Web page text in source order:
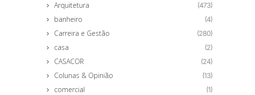
Arquitetura (473)
banheiro (4)
Carreira e Gestão (280)
casa (2)
CASACOR (24)
Colunas & Opinião (13)
comercial (1)